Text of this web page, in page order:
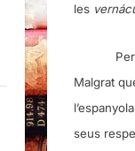
les
Malgrat
seus